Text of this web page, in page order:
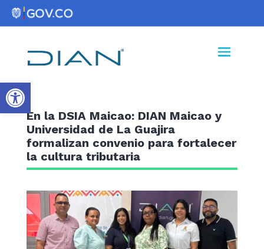
Abrir barra de herramientas
En la DSIA Maicao: DIAN Maicao y
Universidad de La Guajira
formalizan convenio para fortalecer
la cultura tributaria